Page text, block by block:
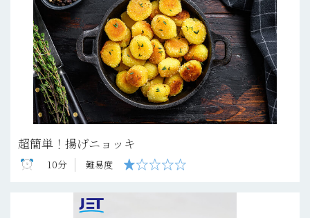
超簡単！揚げニョッキ
10分 難易度